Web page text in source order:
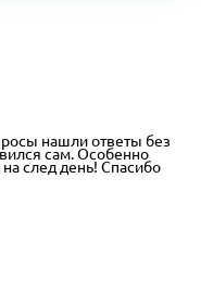
нашли ответы без
сам. Особенно
след день! Спасибо